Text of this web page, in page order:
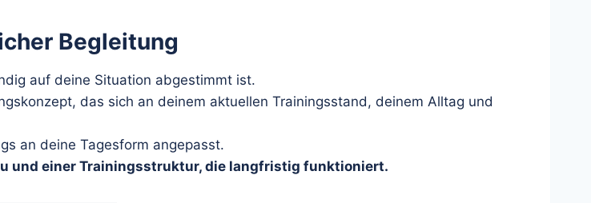
Begleitung
auf deine Situation abgestimmt ist.
das sich an deinem aktuellen Trainingsstand, deinem Alltag und
an deine Tagesform angepasst.
und einer Trainingsstruktur, die langfristig funktioniert.